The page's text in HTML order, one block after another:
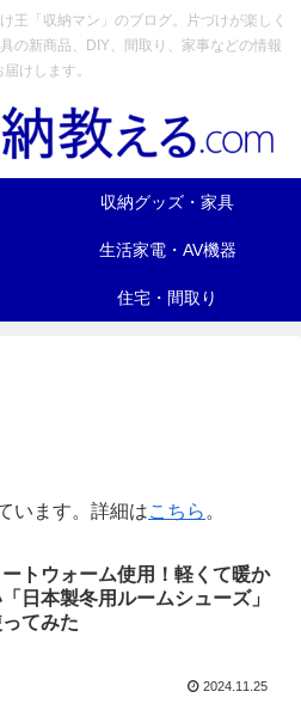
王「収納マン」のブログ。片づけが楽しく
の新商品、DIY、間取り、家事などの情報
届けします。
収納グッズ・家具
生活家電・AV機器
住宅・間取り
います。詳細はこちら 。
ートウォーム使用！軽くて暖か
日本製冬用ルームシューズ」
てみた
2024.11.25